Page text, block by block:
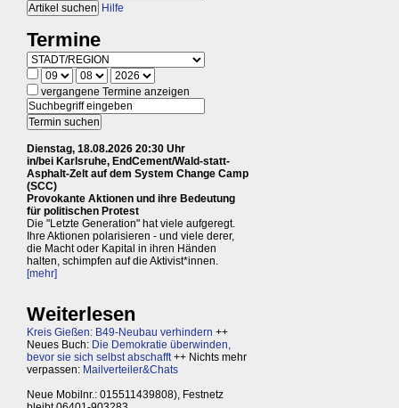
Hilfe
Termine
vergangene Termine anzeigen
Dienstag, 18.08.2026 20:30 Uhr
in/bei Karlsruhe, EndCement/Wald-statt-
Asphalt-Zelt auf dem System Change Camp
(SCC)
Provokante Aktionen und ihre Bedeutung
für politischen Protest
Die "Letzte Generation" hat viele aufgeregt.
Ihre Aktionen polarisieren - und viele derer,
die Macht oder Kapital in ihren Händen
halten, schimpfen auf die Aktivist*innen.
[mehr]
Weiterlesen
Kreis Gießen: B49-Neubau verhindern ++
Neues Buch: Die Demokratie überwinden,
bevor sie sich selbst abschafft++ Nichts mehr
verpassen: Mailverteiler&Chats
Neue Mobilnr.: 015511439808), Festnetz